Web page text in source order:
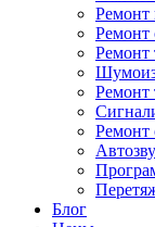
Ремонт
Ремонт
Ремонт
Ремонт
Ремонт
Блог